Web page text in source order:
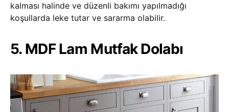
kalması halinde ve düzenli bakımı yapılmadığı
koşullarda leke tutar ve sararma olabilir.
5. MDF Lam Mutfak Dolabı